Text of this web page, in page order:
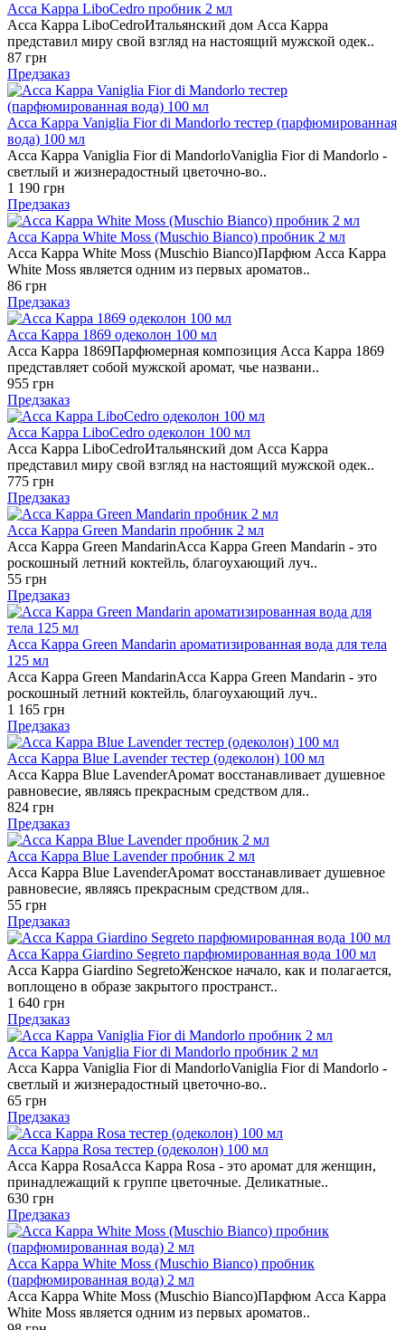
Acca Kappa LiboCedro пробник 2 мл
Acca Kappa LiboCedroИтальянский дом Acca Kappa
представил миру свой взгляд на настоящий мужской одек..
87 грн
Предзаказ
Acca Kappa Vaniglia Fior di Mandorlo тестер (парфюмированная
вода) 100 мл
Acca Kappa Vaniglia Fior di MandorloVaniglia Fior di Mandorlo -
светлый и жизнерадостный цветочно-во..
1 190 грн
Предзаказ
Acca Kappa White Moss (Muschio Bianco) пробник 2 мл
Acca Kappa White Moss (Muschio Bianco)Парфюм Acca Kappa
White Moss является одним из первых ароматов..
86 грн
Предзаказ
Acca Kappa 1869 одеколон 100 мл
Acca Kappa 1869Парфюмерная композиция Acca Kappa 1869
представляет собой мужской аромат, чье названи..
955 грн
Предзаказ
Acca Kappa LiboCedro одеколон 100 мл
Acca Kappa LiboCedroИтальянский дом Acca Kappa
представил миру свой взгляд на настоящий мужской одек..
775 грн
Предзаказ
Acca Kappa Green Mandarin пробник 2 мл
Acca Kappa Green MandarinAcca Kappa Green Mandarin - это
роскошный летний коктейль, благоухающий луч..
55 грн
Предзаказ
Acca Kappa Green Mandarin ароматизированная вода для тела
125 мл
Acca Kappa Green MandarinAcca Kappa Green Mandarin - это
роскошный летний коктейль, благоухающий луч..
1 165 грн
Предзаказ
Acca Kappa Blue Lavender тестер (одеколон) 100 мл
Acca Kappa Blue LavenderАромат восстанавливает душевное
равновесие, являясь прекрасным средством для..
824 грн
Предзаказ
Acca Kappa Blue Lavender пробник 2 мл
Acca Kappa Blue LavenderАромат восстанавливает душевное
равновесие, являясь прекрасным средством для..
55 грн
Предзаказ
Acca Kappa Giardino Segreto парфюмированная вода 100 мл
Acca Kappa Giardino SegretoЖенское начало, как и полагается,
воплощено в образе закрытого пространст..
1 640 грн
Предзаказ
Acca Kappa Vaniglia Fior di Mandorlo пробник 2 мл
Acca Kappa Vaniglia Fior di MandorloVaniglia Fior di Mandorlo -
светлый и жизнерадостный цветочно-во..
65 грн
Предзаказ
Acca Kappa Rosa тестер (одеколон) 100 мл
Acca Kappa RosaAcca Kappa Rosa - это аромат для женщин,
принадлежащий к группе цветочные. Деликатные..
630 грн
Предзаказ
Acca Kappa White Moss (Muschio Bianco) пробник
(парфюмированная вода) 2 мл
Acca Kappa White Moss (Muschio Bianco)Парфюм Acca Kappa
White Moss является одним из первых ароматов..